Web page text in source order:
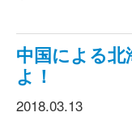
中国による
よ！
2018.03.13